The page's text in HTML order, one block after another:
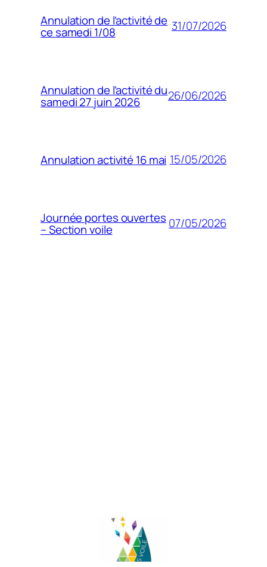
Annulation de l’activité de
ce samedi 1/08 31/07/2026
Annulation de l’activité du
samedi 27 juin 2026 26/06/2026
Annulation activité 16 mai 15/05/2026
Journée portes ouvertes
– Section voile 07/05/2026